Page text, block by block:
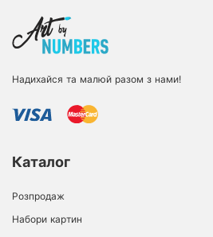
Надихайся та малюй разом з нами!
Каталог
Розпродаж
Набори картин